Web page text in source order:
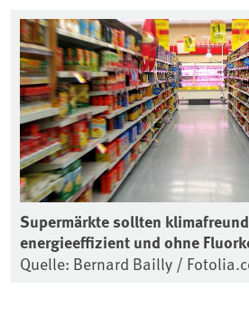
Supermärkte sollten
energieeffizient und ohne
Quelle: Bernard Bailly /